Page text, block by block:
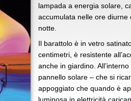
lampada a energia solare,
accumulata nelle ore
notte.
Il barattolo è in vetro
centimetri, è resistente
anche in giardino.
pannello solare – che si
appoggiato che quando è